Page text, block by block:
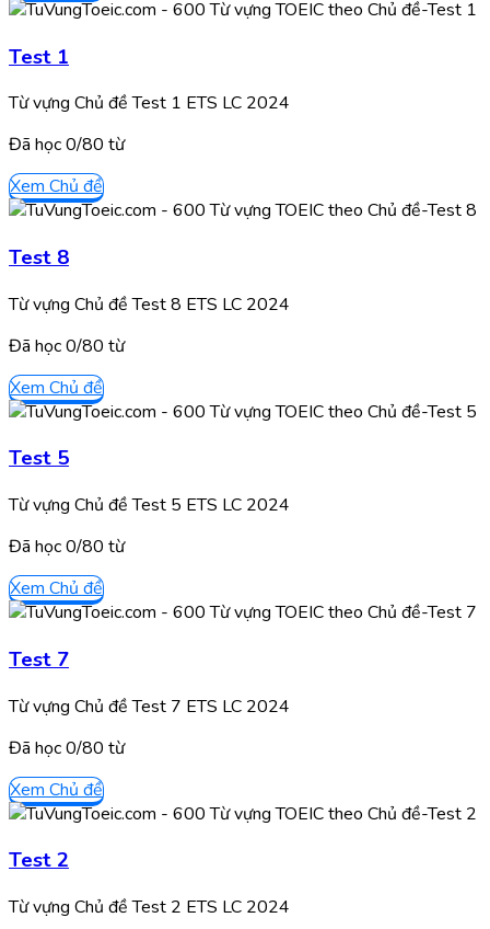
Test 1
Từ vựng Chủ đề Test 1 ETS LC 2024
Đã học0/80 từ
Xem Chủ đề
Test 8
Từ vựng Chủ đề Test 8 ETS LC 2024
Đã học0/80 từ
Xem Chủ đề
Test 5
Từ vựng Chủ đề Test 5 ETS LC 2024
Đã học0/80 từ
Xem Chủ đề
Test 7
Từ vựng Chủ đề Test 7 ETS LC 2024
Đã học0/80 từ
Xem Chủ đề
Test 2
Từ vựng Chủ đề Test 2 ETS LC 2024